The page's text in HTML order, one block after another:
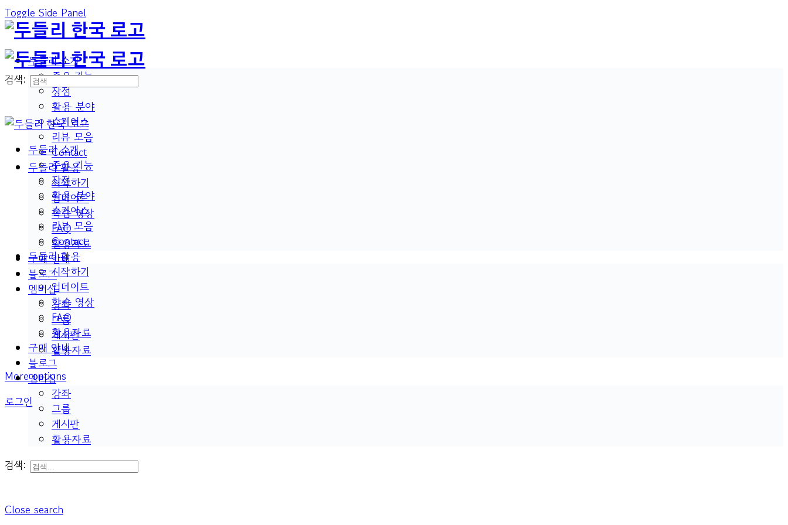
Toggle Side Panel
두들리 소개
주요 기능
장점
활용 분야
쇼케이스
리뷰 모음
Contact
두들리 활용
시작하기
업데이트
학습 영상
FAQ
활용자료
구매 안내
블로그
멤버십
강좌
그룹
게시판
활용자료
More options
로그인
검색:
두들리 소개
주요 기능
장점
활용 분야
쇼케이스
리뷰 모음
Contact
두들리 활용
시작하기
업데이트
학습 영상
FAQ
활용자료
구매 안내
블로그
멤버십
강좌
그룹
게시판
활용자료
검색:
Close search